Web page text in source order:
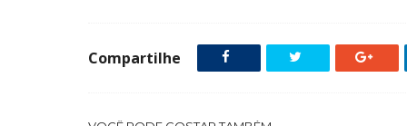
Compartilhe